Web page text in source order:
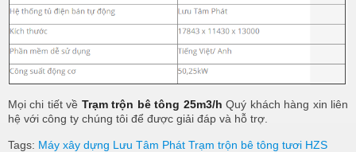
Mọi chi tiết về Trạm trộn bê tông 25m3/hQuý khách hàng xin liên
hệ với công ty chúng tôi để được giải đáp và hỗ trợ.
Tags: Máy xây dựng Lưu Tâm Phát Trạm trộn bê tông tươi HZS